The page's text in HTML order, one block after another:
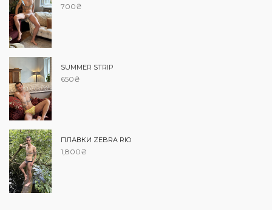
700₴
SUMMER STRIP
650₴
ПЛАВКИ ZEBRA RIO
1,800₴